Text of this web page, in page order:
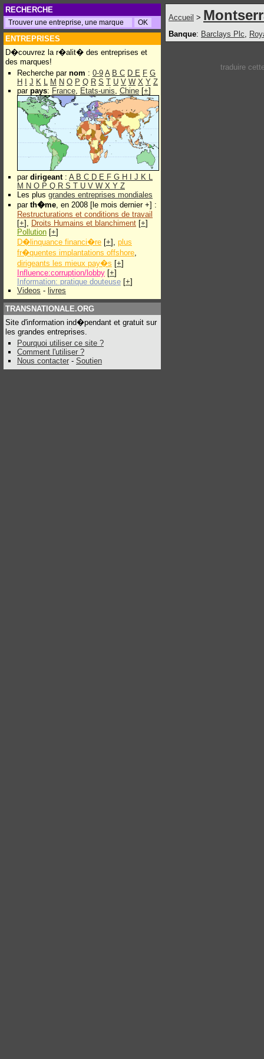
RECHERCHE
ENTREPRISES
D�couvrez la r�alit� des entreprises et
des marques!
Recherche par nom : 0-9 A B C D E F G
H
J K L M N O P Q R S T U V W X Y Z
par pays: France, Etats-unis, Chine [+]
par dirigeant: A B C D E F G H J K L
M N O P Q R S T U V W X Y Z
Les plus grandes entreprises mondiales
par th�me, en 2008 [le mois dernier +] :
Restructurations et conditions de travail
[+], Droits Humains et blanchiment [+]
Pollution [+]
D�linquance financi�re [+], plus
fr�quentes implantations offshore,
dirigeants les mieux pay�s [+]
Influence:corruption/lobby [+]
Information: pratique douteuse [+]
Videos - livres
TRANSNATIONALE.ORG
Site d'information ind�pendant et gratuit sur
les grandes entreprises.
Pourquoi utiliser ce site ?
Comment l'utiliser ?
Nous contacter - Soutien
Accueil >
Banque: Barclays Plc,
traduire